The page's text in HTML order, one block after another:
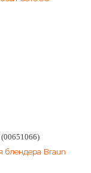
(00651066)